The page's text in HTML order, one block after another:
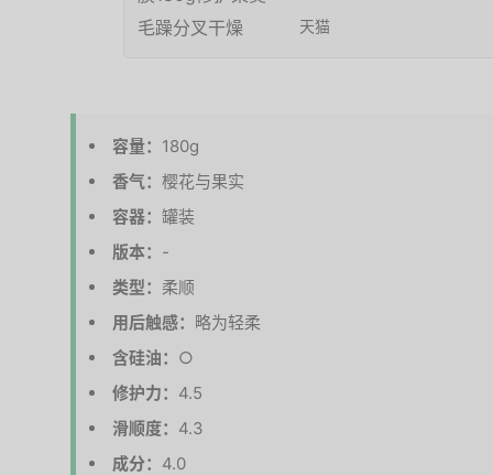
天猫
容量： 180g
香气： 樱花与果实
容器： 罐装
版本： -
类型： 柔顺
用后触感： 略为轻柔
含硅油： ○
修护力： 4.5
滑顺度： 4.3
成分： 4.0